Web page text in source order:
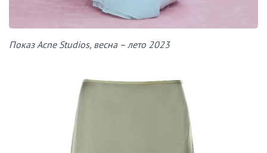
Показ Acne Studios, весна – лето 2023